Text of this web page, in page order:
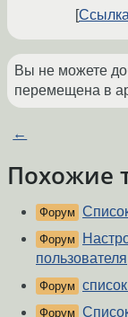
Вы не можете
перемещена в
←
Похожие
Форум
Форум
пользователя
Форум
Форум